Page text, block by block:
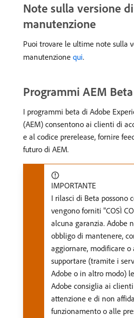
Note sulla versione di
manutenzione
Puoi trovare le ultime note sulla
manutenzione qui.
Programmi AEM Beta
I programmi beta di Adobe
(AEM) consentono ai clienti di
e al codice prerelease, fornire
futuro di AEM.
IMPORTANTE
I rilasci di Beta possono
vengono forniti "COSÌ
alcuna garanzia. Adobe
obbligo di mantenere,
aggiornare, modificare
supportare (tramite i
Adobe o in altro modo)
Adobe consiglia ai
attenzione e di non
funzionamento o alle